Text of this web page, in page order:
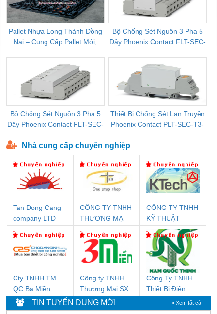
Pallet Nhựa Long Thành Đồng
Nai – Cung Cấp Pallet Mới,
Bộ Chống Sét Nguồn 3 Pha 5
Dây Phoenix Contact FLT-SEC-
Bộ Chống Sét Nguồn 3 Pha 5
Dây Phoenix Contact FLT-SEC-
Thiết Bị Chống Sét Lan Truyền
Phoenix Contact PLT-SEC-T3-
Nhà cung cấp chuyên nghiệp
Tan Dong Cang
company LTD
CÔNG TY TNHH
THƯƠNG MẠI
NAM
CÔNG TY TNHH
KỸ THUẬT
KTECH VIỆT
NAM
Cty TNHH TM
QC Ba Miền
Công ty TNHH
Thương Mại SX
Ba Miền
Công Ty TNHH
Thiết Bị Điện
Nam Quốc Thịnh
TIN TUYỂN DỤNG MỚI » Xem tất cả